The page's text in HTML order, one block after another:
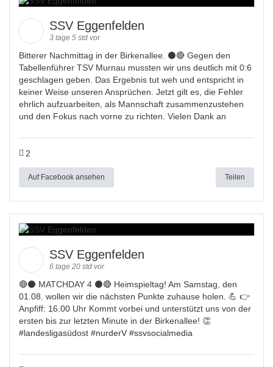
SSV Eggenfelden
3 tage 5 std vor
Bitterer Nachmittag in der Birkenallee. ⚫🔴 Gegen den
Tabellenführer TSV Murnau mussten wir uns deutlich mit 0:6
geschlagen geben. Das Ergebnis tut weh und entspricht in
keiner Weise unseren Ansprüchen. Jetzt gilt es, die Fehler
ehrlich aufzuarbeiten, als Mannschaft zusammenzustehen
und den Fokus nach vorne zu richten. Vielen Dank an
2
Auf Facebook ansehen Teilen
SSV Eggenfelden
6 tage 20 std vor
🔴⚫ MATCHDAY 4 ⚫🔴 Heimspieltag! Am Samstag, den
01.08. wollen wir die nächsten Punkte zuhause holen. 💪 👉
Anpfiff: 16.00 Uhr Kommt vorbei und unterstützt uns von der
ersten bis zur letzten Minute in der Birkenallee! 👏
#landesligasüdost #nurderV #ssvsocialmedia